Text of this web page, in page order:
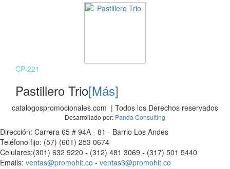
CP-221
Pastillero Trio[Más]
catalogospromocionales.com | Todos los Derechos reservados
Desarrollado por: Panda Consulting
Dirección: Carrera 65 # 94A - 81 - Barrio Los Andes
Teléfono fijo: (57) (601) 253 0674
Celulares:(301) 632 9220 - (312) 481 3069 - (317) 501 5440
Emails: ventas@promohit.co - ventas3@promohit.co